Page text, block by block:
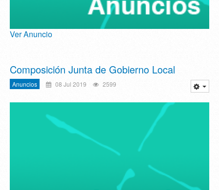
Ver Anuncio
Composición Junta de Gobierno Local
Anuncios 08 Jul 2019 2599